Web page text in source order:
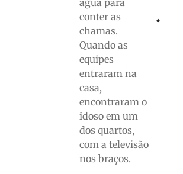
água para
conter as
chamas.
Quando as
equipes
entraram na
casa,
encontraram o
idoso em um
dos quartos,
com a televisão
nos braços.
Policia